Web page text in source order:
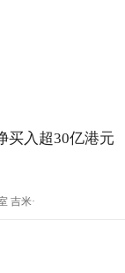
买入超30亿港元
吉米·